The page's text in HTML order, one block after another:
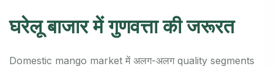
घरेलू बाजार में गुणवत्ता की जरूरत
Domestic mango market में अलग-अलग quality segments